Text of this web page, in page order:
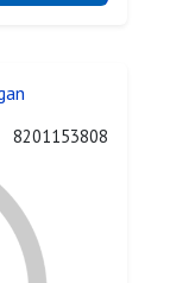
8201153808